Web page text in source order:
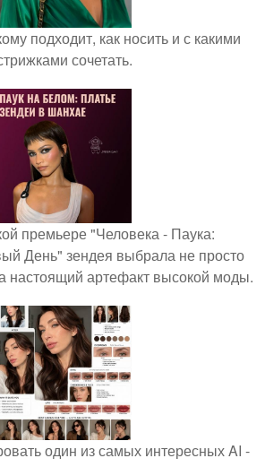
подходит, как носить и с какими
сочетать.
премьере "Человека - Паука:
День" зендея выбрала не просто
настоящий артефакт высокой моды.
один из самых интересных AI -